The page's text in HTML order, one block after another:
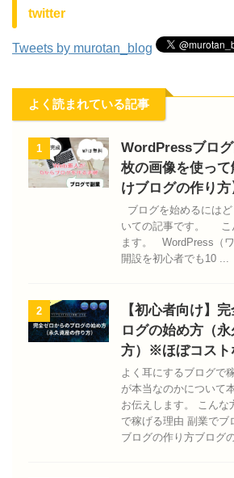
twitter
Tweets by murotan_blog
よく読まれている記事
1
WordPressブロ
枚の画像を使っ
けブログの作り方
ブログを始めるには
いての記事です。 こ
ます。 WordPress（
開設を初心者でも10 ...
2
【初心者向け】
ログの始め方（
方）※ほぼコスト
よく耳にするブログで
が本当なのかについて
お伝えします。 こんな
で稼げる理由 副業でブ
ブログの作り方ブログ